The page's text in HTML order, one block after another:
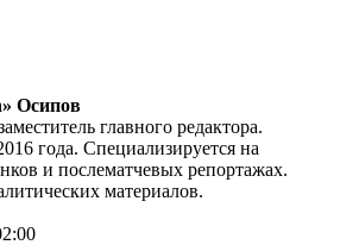
Осипов
главного редактора.
года. Специализируется на
и послематчевых репортажах.
материалов.